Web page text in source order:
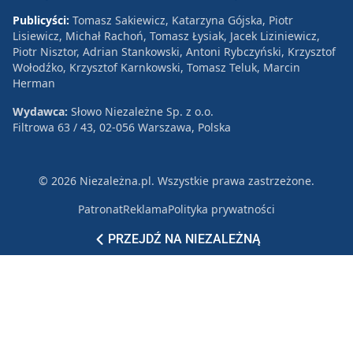
PRZEJDŹ NA NIEZALEŻNĄ
Publicyści: Tomasz Sakiewicz, Katarzyna Gójska, Piotr
Lisiewicz, Michał Rachoń, Tomasz Łysiak, Jacek Liziniewicz,
Piotr Nisztor, Adrian Stankowski, Antoni Rybczyński, Krzysztof
Wołodźko, Krzysztof Karnkowski, Tomasz Teluk, Marcin
Herman
Wydawca: Słowo Niezależne Sp. z o.o.
Filtrowa 63 / 43, 02-056 Warszawa, Polska
© 2026 Niezależna.pl. Wszystkie prawa zastrzeżone.
PatronatReklamaPolityka prywatności